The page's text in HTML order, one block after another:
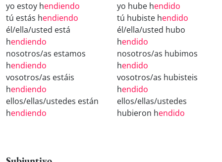
yo estoy hendiendo
tú estás hendiendo
él/ella/usted está
hendiendo
nosotros/as estamos
hendiendo
vosotros/as estáis
hendiendo
ellos/ellas/ustedes están
hendiendo
yo hube hendido
tú hubiste hendido
él/ella/usted hubo
hendido
nosotros/as hubimos
hendido
vosotros/as hubisteis
hendido
ellos/ellas/ustedes
hubieron hendido